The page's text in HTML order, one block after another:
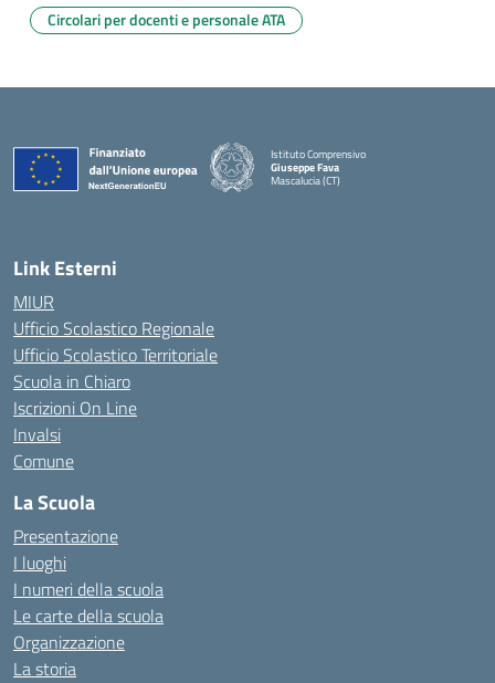
Circolari per docenti e personale ATA
Istituto Comprensivo
Giuseppe Fava
Mascalucia (CT)
Link Esterni
MIUR
Ufficio Scolastico Regionale
Ufficio Scolastico Territoriale
Scuola in Chiaro
Iscrizioni On Line
Invalsi
Comune
La Scuola
Presentazione
I luoghi
I numeri della scuola
Le carte della scuola
Organizzazione
La storia